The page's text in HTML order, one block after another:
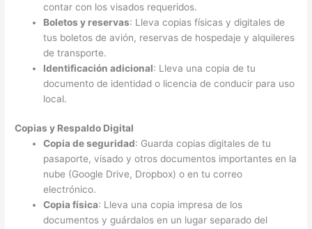
contar con los visados requeridos.
Boletos y reservas: Lleva copias físicas y digitales de
tus boletos de avión, reservas de hospedaje y alquileres
de transporte.
Identificación adicional: Lleva una copia de tu
documento de identidad o licencia de conducir para uso
local.
Copias y Respaldo Digital
Copia de seguridad: Guarda copias digitales de tu
pasaporte, visado y otros documentos importantes en la
nube (Google Drive, Dropbox) o en tu correo
electrónico.
Copia física: Lleva una copia impresa de los
documentos y guárdalos en un lugar separado del